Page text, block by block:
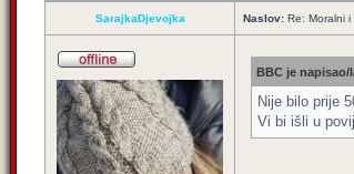
SarajkaDjevojka Naslov: Re: Moralni
BBC je napisao/
Nije bilo prije
Vi bi išli u